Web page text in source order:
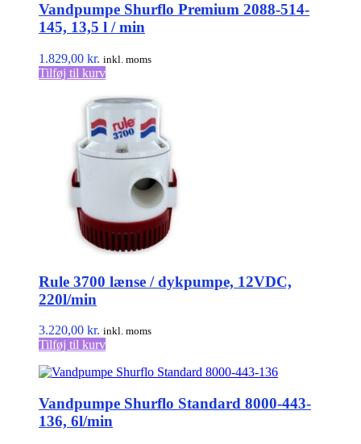
Vandpumpe Shurflo Premium 2088-514-
145, 13,5 l / min
1.829,00 kr. inkl. moms
Tilføj til kurv
Rule 3700 lænse / dykpumpe, 12VDC,
220l/min
3.220,00 kr. inkl. moms
Tilføj til kurv
Vandpumpe Shurflo Standard 8000-443-
136, 6l/min